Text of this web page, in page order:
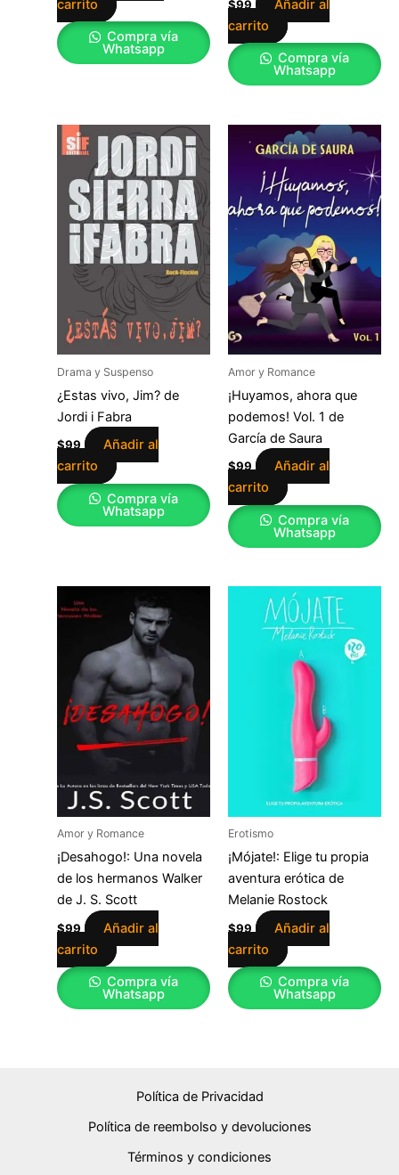
carrito
Compra vía
Whatsapp
$99
Añadir al
carrito
Compra vía
Whatsapp
Drama y Suspenso
¿Estas vivo, Jim? de
Jordi i Fabra
$99
Añadir al
carrito
Compra vía
Whatsapp
Amor y Romance
¡Huyamos, ahora que
podemos! Vol. 1 de
García de Saura
$99
Añadir al
carrito
Compra vía
Whatsapp
Amor y Romance
¡Desahogo!: Una novela
de los hermanos Walker
de J. S. Scott
$99
Añadir al
carrito
Compra vía
Whatsapp
Erotismo
¡Mójate!: Elige tu propia
aventura erótica de
Melanie Rostock
$99
Añadir al
carrito
Compra vía
Whatsapp
Política de Privacidad
Política de reembolso y devoluciones
Términos y condiciones